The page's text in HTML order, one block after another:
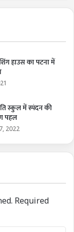
हाउस का पटना में
स्कुल में स्पंदन की
पहल
2022
Required